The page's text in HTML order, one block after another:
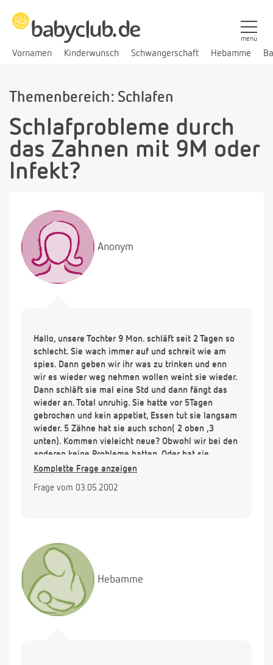
Vornamen Kinderwunsch Schwangerschaft Hebamme
menü
Themenbereich: Schlafen
Schlafprobleme durch
das Zahnen mit 9M oder
Infekt?
Anonym
Hallo, unsere Tochter 9 Mon. schläft seit 2 Tagen so
schlecht. Sie wach immer auf und schreit wie am
spies. Dann geben wir ihr was zu trinken und enn
wir es wieder weg nehmen wollen weint sie wieder.
Dann schläft sie mal eine Std und dann fängt das
wieder an. Total unruhig. Sie hatte vor 5Tagen
gebrochen und kein appetiet, Essen tut sie langsam
wieder. 5 Zähne hat sie auch schon( 2 oben ,3
unten). Kommen vieleicht neue? Obwohl wir bei den
anderen keine Probleme hatten. Oder hat sie
hunger, weil sie 3 Tage nichts weiter gegessen
Komplette Frage anzeigen
Frage vom 03.05.2002
Hebamme